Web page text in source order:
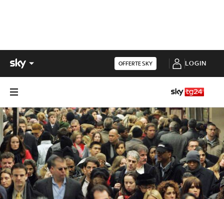
OFFERTE SKY LOGIN